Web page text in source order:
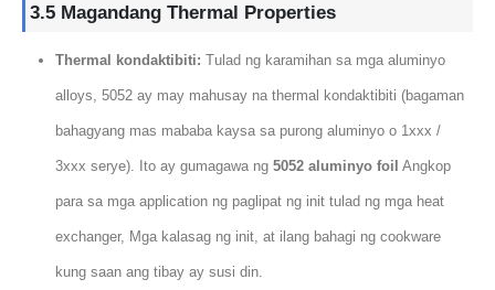
3.5 Magandang Thermal Properties
Thermal kondaktibiti: Tulad ng karamihan sa mga aluminyo
alloys, 5052 ay may mahusay na thermal kondaktibiti (bagaman
bahagyang mas mababa kaysa sa purong aluminyo o 1xxx /
3xxx serye). Ito ay gumagawa ng 5052 aluminyo foil Angkop
para sa mga application ng paglipat ng init tulad ng mga heat
exchanger, Mga kalasag ng init, at ilang bahagi ng cookware
kung saan ang tibay ay susi din.